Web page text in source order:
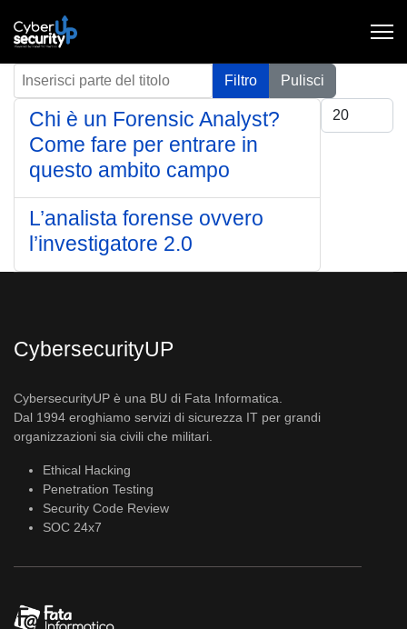
Inserisci parte del titolo Filtro
Pulisci
Visualizza #
Chi è un Forensic Analyst?
Come fare per entrare in
questo ambito campo
L’analista forense ovvero
l’investigatore 2.0
CybersecurityUP
CybersecurityUP è una BU di Fata Informatica.
Dal 1994 eroghiamo servizi di sicurezza IT per grandi
organizzazioni sia civili che militari.
Ethical Hacking
Penetration Testing
Security Code Review
SOC 24x7